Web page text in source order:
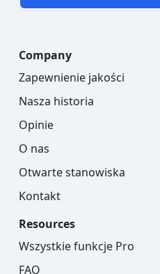
Company
Zapewnienie jakości
Nasza historia
Opinie
O nas
Otwarte stanowiska
Kontakt
Resources
Wszystkie funkcje Pro
FAQ